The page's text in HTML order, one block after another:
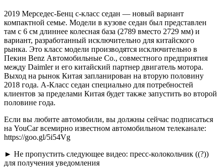
2019 Мерседес-Бенц с-класс седан — новый вариант
компактной семье. Модели в кузове седан был представлен
там с 6 см длиннее колесная база (2789 вместо 2729 мм) и
вариант, разработанный исключительно для китайского
рынка. Это класс модели производятся исключительно в
Пекин Benz Автомобильные Co., совместного предприятия
между Daimler и его китайский партнер двигатель мотора.
Выход на рынок Китая запланирован на вторую половину
2018 года. А-Класс седан специально для потребностей
клиентов за пределами Китая будет также запустить во второй
половине года.
Если вы любите автомобили, вы должны сейчас подписаться
на YouCar всемирно известном автомобильном телеканале:
https://goo.gl/5i54Vg
► Не пропустить следующее видео: пресс-колокольчик ((?))
для получения уведомления